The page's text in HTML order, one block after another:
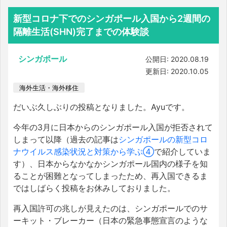
新型コロナ下でのシンガポール入国から2週間の
隔離生活(SHN)完了までの体験談
シンガポール
公開日: 2020.08.19
更新日: 2020.10.05
海外生活・海外移住
だいぶ久しぶりの投稿となりました。Ayuです。
今年の3月に日本からのシンガポール入国が拒否されて
しまって以降（過去の記事はシンガポールの新型コロ
ナウイルス感染状況と対策から学ぶ④で紹介していま
す）、 日本からなかなかシンガポール国内の様子を知
ることが困難となってしまったため、再入国できるま
ではしばらく投稿をお休みしておりました。
再入国許可の兆しが見えたのは、シンガポールでのサ
ーキット・ブレーカー（日本の緊急事態宣言のような